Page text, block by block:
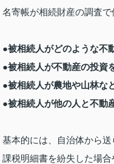
名寄帳が相続財産の調査で
●被相続人がどのような不
●被相続人が不動産の投資
●被相続人が農地や山林な
●被相続人が他の人と不動
基本的には、自治体から
課税明細書を紛失した場